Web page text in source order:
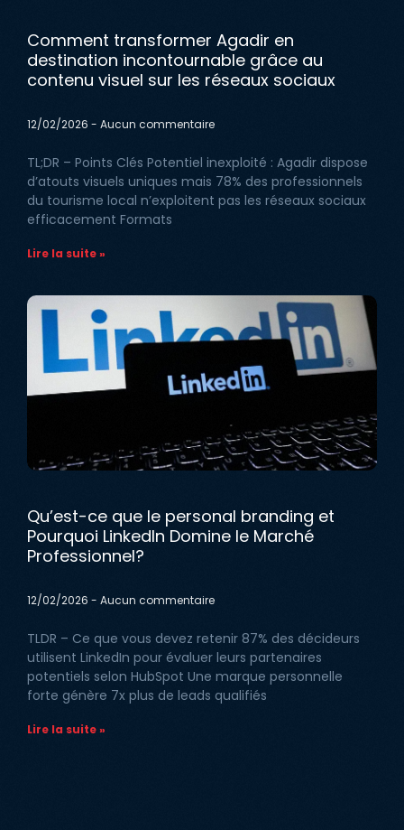
Comment transformer Agadir en
destination incontournable grâce au
contenu visuel sur les réseaux sociaux
12/02/2026 Aucun commentaire
TL;DR – Points Clés Potentiel inexploité : Agadir dispose
d’atouts visuels uniques mais 78% des professionnels
du tourisme local n’exploitent pas les réseaux sociaux
efficacement Formats
Lire la suite »
Qu’est-ce que le personal branding et
Pourquoi LinkedIn Domine le Marché
Professionnel?
12/02/2026 Aucun commentaire
TLDR – Ce que vous devez retenir 87% des décideurs
utilisent LinkedIn pour évaluer leurs partenaires
potentiels selon HubSpot Une marque personnelle
forte génère 7x plus de leads qualifiés
Lire la suite »